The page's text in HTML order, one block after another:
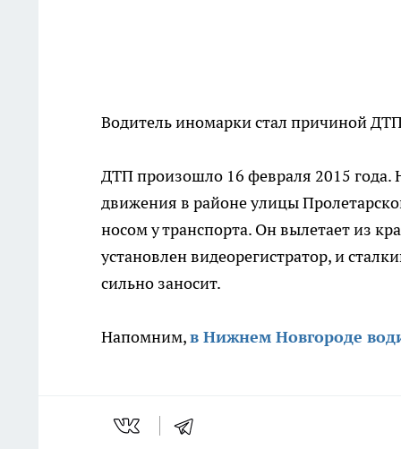
Водитель иномарки стал причиной
ДТП произошло 16 февраля 2015 года.
движения в районе улицы
носом у транспорта. Он вылетает из
установлен видеорегистратор, и
сильно заносит.
Напомним,в Нижнем Новгороде